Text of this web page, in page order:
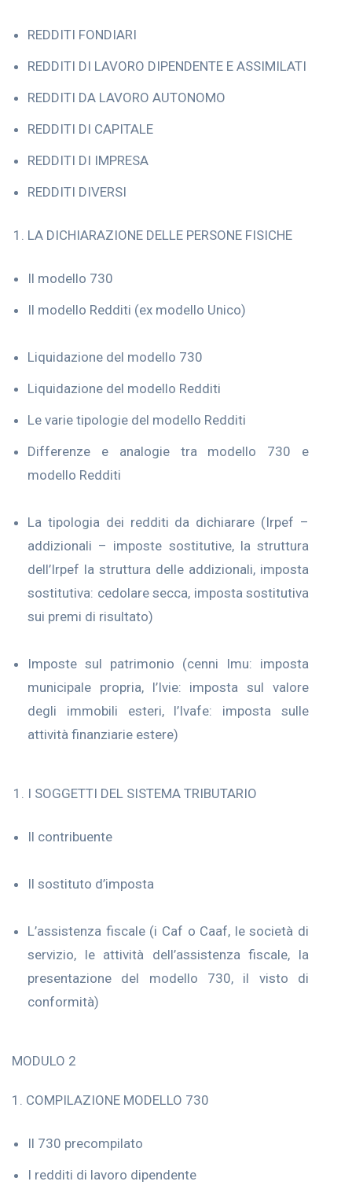
REDDITI FONDIARI
REDDITI DI LAVORO DIPENDENTE E ASSIMILATI
REDDITI DA LAVORO AUTONOMO
REDDITI DI CAPITALE
REDDITI DI IMPRESA
REDDITI DIVERSI
LA DICHIARAZIONE DELLE PERSONE FISICHE
Il modello 730
Il modello Redditi (ex modello Unico)
Liquidazione del modello 730
Liquidazione del modello Redditi
Le varie tipologie del modello Redditi
Differenze e analogie tra modello 730 e
modello Redditi
La tipologia dei redditi da dichiarare (Irpef –
addizionali – imposte sostitutive, la struttura
dell’Irpef la struttura delle addizionali, imposta
sostitutiva: cedolare secca, imposta sostitutiva
sui premi di risultato)
Imposte sul patrimonio (cenni Imu: imposta
municipale propria, l’Ivie: imposta sul valore
degli immobili esteri, l’Ivafe: imposta sulle
attività finanziarie estere)
I SOGGETTI DEL SISTEMA TRIBUTARIO
Il contribuente
Il sostituto d’imposta
L’assistenza fiscale (i Caf o Caaf, le società di
servizio, le attività dell’assistenza fiscale, la
presentazione del modello 730, il visto di
conformità)
MODULO 2
1. COMPILAZIONE MODELLO 730
Il 730 precompilato
I redditi di lavoro dipendente